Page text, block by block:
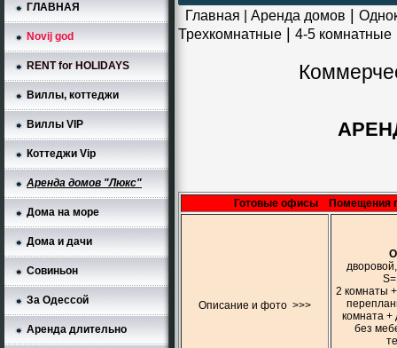
ГЛАВНАЯ
Novij god
RENT for HOLIDAYS
Виллы, коттеджи
Виллы VIP
Коттеджи Vip
Аренда домов "Люкс"
Дома на море
Дома и дачи
Совиньон
За Одессой
Аренда длительно
Главная | Аренда домов
Трехкомнатные
4-5 комнатные
Готовые офисы Помещения
Описание и фото >>>
2 комнаты
комната +
без